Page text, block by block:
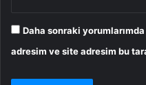
Daha sonraki
adresim ve site adresim bu